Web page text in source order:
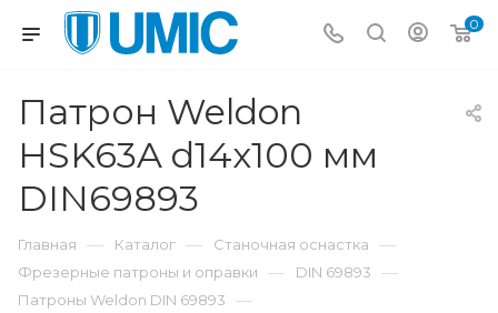
0
Патрон Weldon
HSK63A d14x100 мм
DIN69893
Главная — Каталог — Станочная оснастка —
Фрезерные патроны и оправки — DIN 69893 —
Патроны Weldon DIN 69893 —